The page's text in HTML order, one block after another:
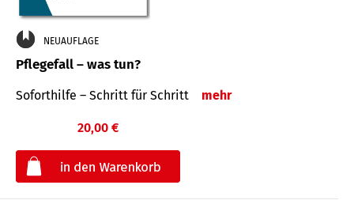
NEUAUFLAGE
Pflegefall – was tun?
Soforthilfe – Schritt für Schritt mehr
20,00 €